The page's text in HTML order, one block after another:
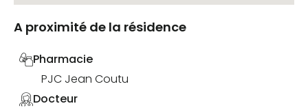
A proximité de la résidence
Pharmacie
PJC Jean Coutu
Docteur